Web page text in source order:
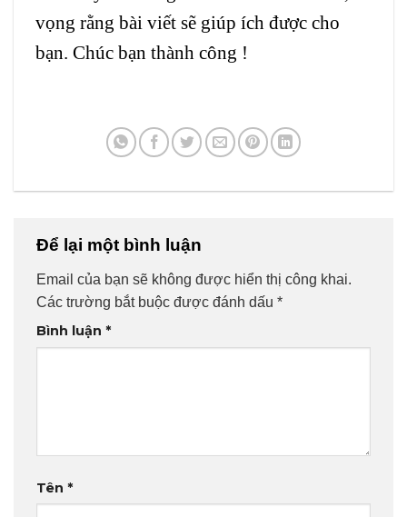
vọng rằng bài viết sẽ giúp ích được cho
bạn. Chúc bạn thành công !
Để lại một bình luận
Email của bạn sẽ không được hiển thị công khai.
Các trường bắt buộc được đánh dấu *
Bình luận *
Tên *